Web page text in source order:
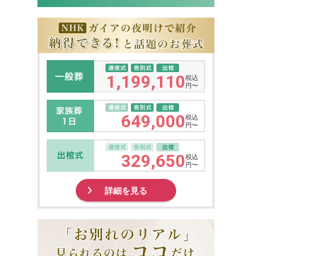
1,199,110税込
円〜
649,000税込
円〜
329,650税込
円〜
詳細を見る